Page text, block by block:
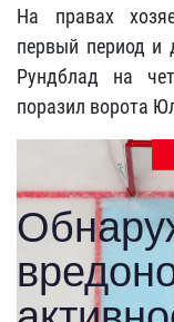
На правах
первый период и
Рундблад на
поразил ворота